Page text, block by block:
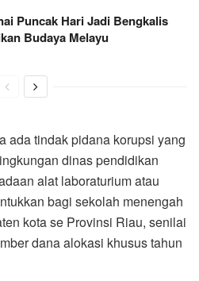
Puncak Hari Jadi Bengkalis
Budaya Melayu
ada tindak pidana korupsi yang
dinas pendidikan
alat laboraturium atau
bagi sekolah menengah
kota se Provinsi Riau, senilai
dana alokasi khusus tahun